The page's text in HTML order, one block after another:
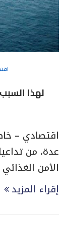
لهذا
اقتصادي –
عدة، من
الأمن
إقراء المزيد